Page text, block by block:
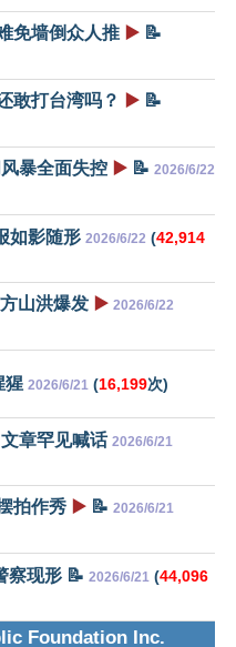
免墙倒众人推 ▶️ 📝
敢打台湾吗？ ▶️ 📝
暴全面失控 ▶️ 📝 2026/6/22
如影随形 2026/6/22 (42,914
山洪爆发 ▶️ 2026/6/22
猩 2026/6/21 (16,199次)
章罕见喊话 2026/6/21
拍作秀 ▶️ 📝 2026/6/21
察现形 📝 2026/6/21 (44,096
Foundation Inc.